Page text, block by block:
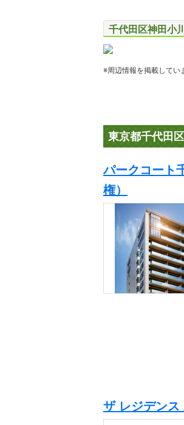
千代田区神田小
※周辺情報を掲載してい
東京都千代田
パークコート
権）
ザ レジデンス